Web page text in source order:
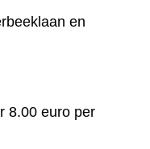
en
8.00 euro per